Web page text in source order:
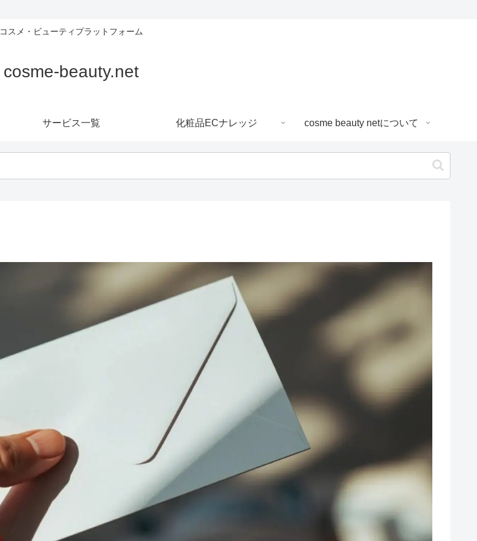
コスメ・ビューティプラットフォーム
cosme-beauty.net
サービス一覧 化粧品ECナレッジ cosme beauty netについて